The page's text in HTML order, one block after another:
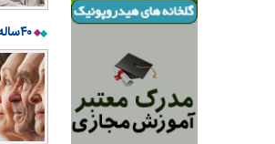
۴۰ساله‌های امروز جوان‌تر از ۴۰ساله‌های قدیم به نظر می‌رسند!/ «احساس جوانی» چگونه ظاهر ما را تغییر می‌دهد؟